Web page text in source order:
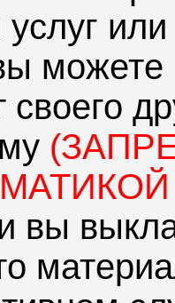
можете
своего
вы